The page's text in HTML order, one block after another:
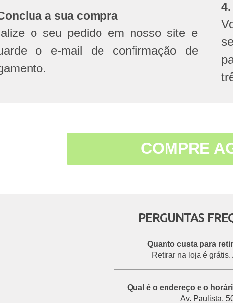
a sua compra
o seu pedido em nosso site e
o e-mail de confirmação de
COMPRE
PERGUNTAS
Quanto custa para
Retirar na loja é grátis.
Qual é o endereço e o
Av. Paulista,